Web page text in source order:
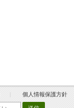
個人情報保護方針